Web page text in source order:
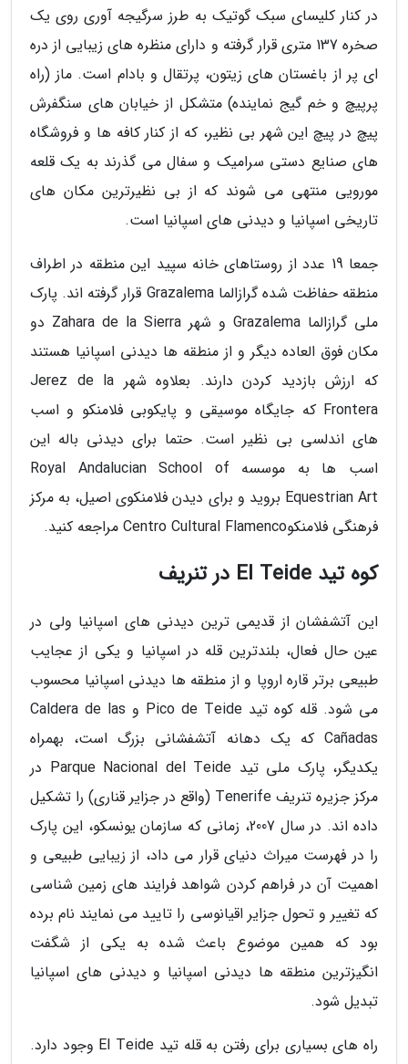
در کنار کلیسای سبک گوتیک به طرز سرگیجه آوری روی یک
صخره 137 متری قرار گرفته و دارای منظره های زیبایی از دره
ای پر از باغستان های زیتون، پرتقال و بادام است. ماز (راه
پرپیچ و خم گیج نماینده) متشکل از خیابان های سنگفرش
پیچ در پیچ این شهر بی نظیر، که از کنار کافه ها و فروشگاه
های صنایع دستی سرامیک و سفال می گذرند به یک قلعه
مورویی منتهی می شوند که از بی نظیرترین مکان های
تاریخی اسپانیا و دیدنی های اسپانیا است.
جمعا 19 عدد از روستاهای خانه سپید این منطقه در اطراف
منطقه حفاظت شده گرازالما Grazalema قرار گرفته اند. پارک
ملی گرازالما Grazalema و شهر Zahara de la Sierra دو
مکان فوق العاده دیگر و از منطقه ها دیدنی اسپانیا هستند
که ارزش بازدید کردن دارند. بعلاوه شهر Jerez de la
Frontera که جایگاه موسیقی و پایکوبی فلامنکو و اسب
های اندلسی بی نظیر است. حتما برای دیدنی باله این
اسب ها به موسسه Royal Andalucian School of
Equestrian Art بروید و برای دیدن فلامنکوی اصیل، به مرکز
فرهنگی فلامنکوCentro Cultural Flamenco مراجعه کنید.
کوه تید El Teide در تنریف
این آتشفشان از قدیمی ترین دیدنی های اسپانیا ولی در
عین حال فعال، بلندترین قله در اسپانیا و یکی از عجایب
طبیعی برتر قاره اروپا و از منطقه ها دیدنی اسپانیا محسوب
می شود. قله کوه تید Pico de Teide و Caldera de las
Cañadas که یک دهانه آتشفشانی بزرگ است، بهمراه
یکدیگر، پارک ملی تید Parque Nacional del Teide در
مرکز جزیره تنریف Tenerife (واقع در جزایر قناری) را تشکیل
داده اند. در سال 2007، زمانی که سازمان یونسکو، این پارک
را در فهرست میراث دنیای قرار می داد، از زیبایی طبیعی و
اهمیت آن در فراهم کردن شواهد فرایند های زمین شناسی
که تغییر و تحول جزایر اقیانوسی را تایید می نمایند نام برده
بود که همین موضوع باعث شده به یکی از شگفت
انگیزترین منطقه ها دیدنی اسپانیا و دیدنی های اسپانیا
تبدیل شود.
راه های بسیاری برای رفتن به قله تید El Teide وجود دارد.